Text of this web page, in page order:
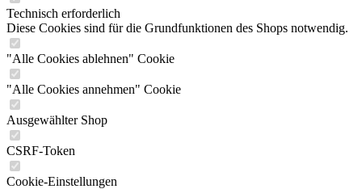
Technisch erforderlich
Diese Cookies sind für die Grundfunktionen des Shops notwendig.
"Alle Cookies ablehnen" Cookie
"Alle Cookies annehmen" Cookie
Ausgewählter Shop
CSRF-Token
Cookie-Einstellungen